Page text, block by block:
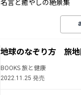
名言と癒やしの絶景集
地球のなぞり方 旅
BOOKS 旅と健康
2022.11.25 発売